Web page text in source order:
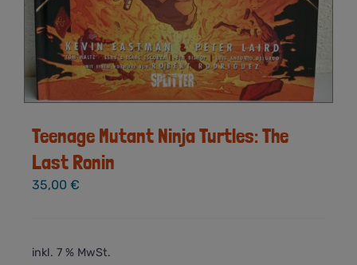
Teenage Mutant Ninja Turtles: The
Last Ronin
35,00 €
inkl. 7 % MwSt.